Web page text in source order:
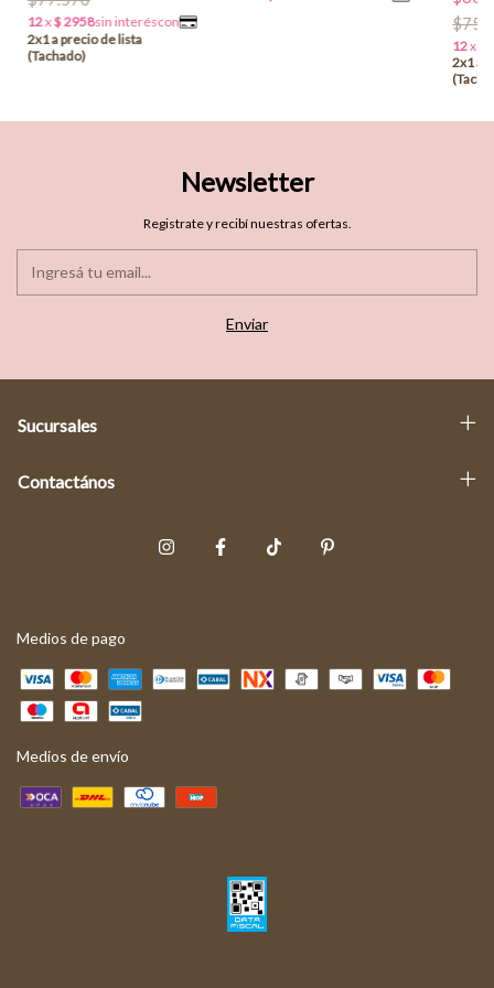
Newsletter
Registrate y recibí nuestras ofertas.
Sucursales
Contactános
Medios de pago
Medios de envío